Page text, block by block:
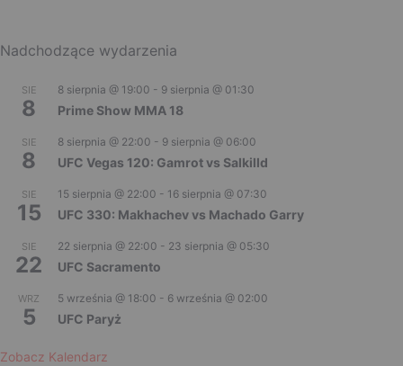
Nadchodzące wydarzenia
SIE
8
8 sierpnia @ 19:00 - 9 sierpnia @ 01:30
Prime Show MMA 18
SIE
8
8 sierpnia @ 22:00 - 9 sierpnia @ 06:00
UFC Vegas 120: Gamrot vs Salkilld
SIE
15
15 sierpnia @ 22:00 - 16 sierpnia @ 07:30
UFC 330: Makhachev vs Machado Garry
SIE
22
22 sierpnia @ 22:00 - 23 sierpnia @ 05:30
UFC Sacramento
WRZ
5
5 września @ 18:00 - 6 września @ 02:00
UFC Paryż
Zobacz Kalendarz